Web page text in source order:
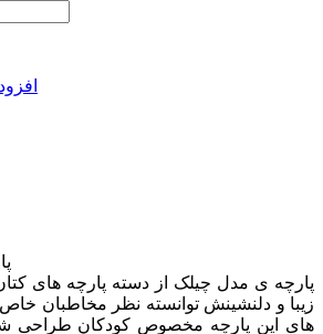
پارچه ی مدل چیلک از دسته پارچه های
زیبا و دلنشینش توانسته نظر مخاطبان
های این پارچه مخصوص کودکان طراحی